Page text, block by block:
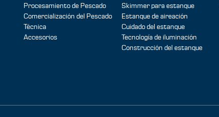
Procesamiento de Pescado
Comercialización del Pescado
Técnica
Accesorios
Skimmer para estanque
Estanque de aireación
Cuidado del estanque
Tecnología de iluminación
Construcción del estanque